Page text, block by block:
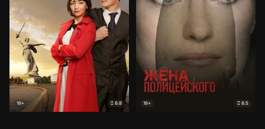
18+ 8.8 18+ 8.5